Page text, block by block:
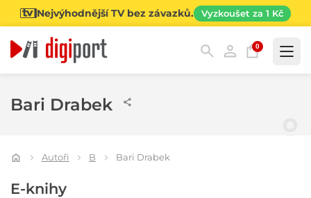
Nejvýhodnější TV bez závazků. Vyzkoušet za 1 Kč
0
Bari Drabek
Autoři B Bari Drabek
E-knihy